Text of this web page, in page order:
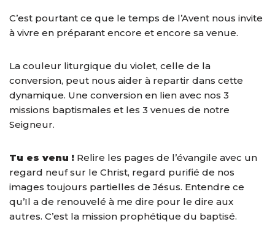
C’est pourtant ce que le temps de l’Avent nous invite
à vivre en préparant encore et encore sa venue.
La couleur liturgique du violet, celle de la
conversion, peut nous aider à repartir dans cette
dynamique. Une conversion en lien avec nos 3
missions baptismales et les 3 venues de notre
Seigneur.
Tu es venu ! Relire les pages de l’évangile avec un
regard neuf sur le Christ, regard purifié de nos
images toujours partielles de Jésus. Entendre ce
qu’Il a de renouvelé à me dire pour le dire aux
autres. C’est la mission prophétique du baptisé.